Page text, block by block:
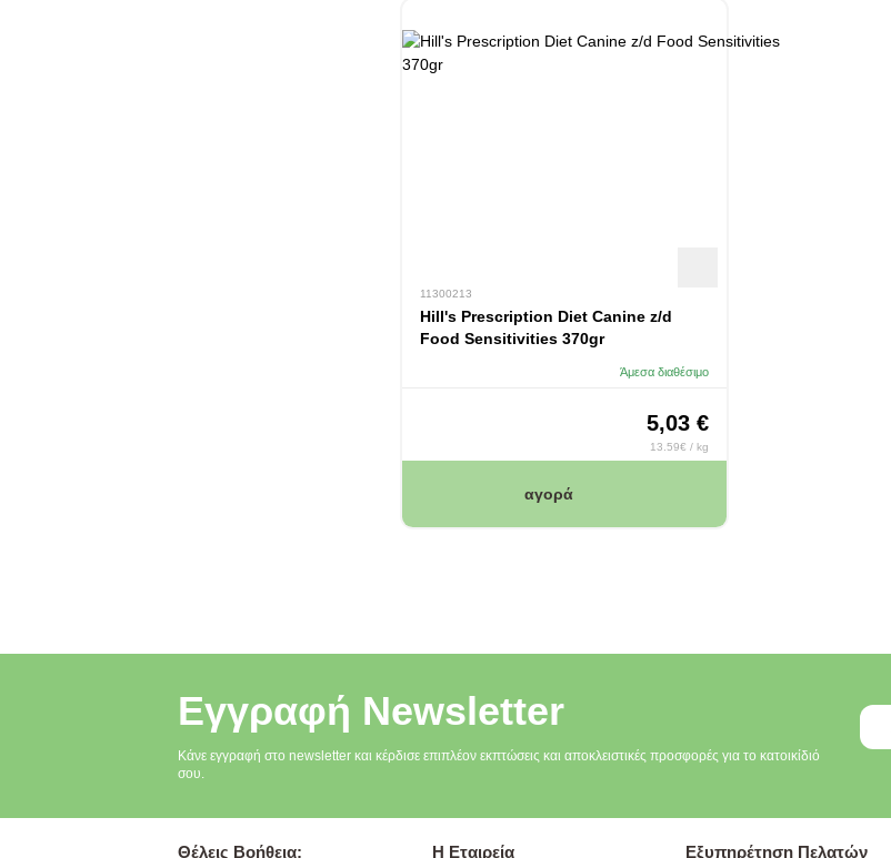
11300213
Hill's Prescription Diet Canine z/d
Food Sensitivities 370gr
Άμεσα διαθέσιμο
5,03 €
13.59€ / kg
αγορά
Εγγραφή Newsletter
Κάνε εγγραφή στο newsletter και κέρδισε επιπλέον εκπτώσεις και αποκλειστικές προσφορές για το κατοικίδιό
σου.
Email
Θέλεις Βοήθεια; Η Εταιρεία Εξυπηρέτηση Πελατών